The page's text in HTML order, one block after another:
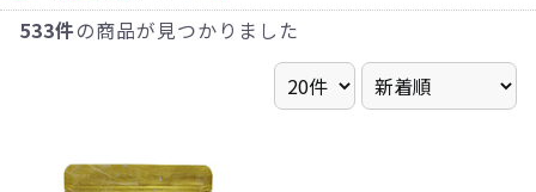
533件の商品が見つかりました